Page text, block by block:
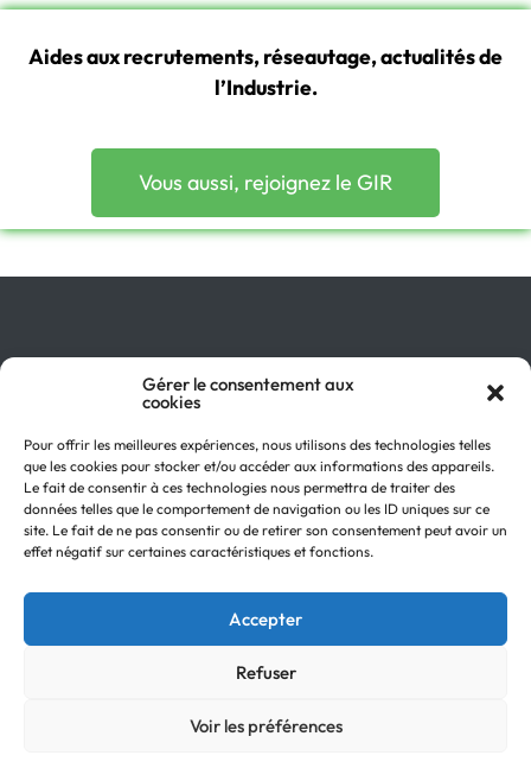
Gérer le consentement aux
cookies
Pour offrir les meilleures expériences, nous utilisons des technologies telles
que les cookies pour stocker et/ou accéder aux informations des appareils.
Le fait de consentir à ces technologies nous permettra de traiter des
données telles que le comportement de navigation ou les ID uniques sur ce
site. Le fait de ne pas consentir ou de retirer son consentement peut avoir un
effet négatif sur certaines caractéristiques et fonctions.
Accepter
Refuser
Voir les préférences
Aides aux recrutements, réseautage, actualités de
l’Industrie.
Vous aussi, rejoignez le GIR
Qu’est-ce que le GIR ?
Pourquoi adhérer ?
On parle de nous !
Actualités
Contactez-nous
Recevez notre Newsletter
Recrutements
Politique de confidentialité
Retour en
haut